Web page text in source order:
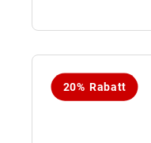
20% Rabatt